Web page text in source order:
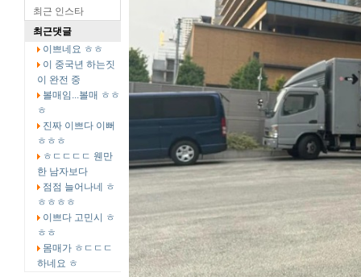
최근 인스타
최근댓글
이쁘네요 ㅎㅎ
이 중국년 하는짓
이 완전 중
볼매임...볼매 ㅎㅎ
ㅎ
진짜 이쁘다 이뻐
ㅎㅎㅎ
ㅎㄷㄷㄷㄷ 웬만
한 남자보다
점점 늘어나네 ㅎ
ㅎㅎㅎㅎ
이쁘다 고민시 ㅎ
ㅎㅎ
몸매가 ㅎㄷㄷㄷ
하네요 ㅎ